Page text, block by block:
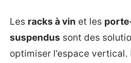
Les racks à vin et les
suspendus sont des
optimiser l’espace